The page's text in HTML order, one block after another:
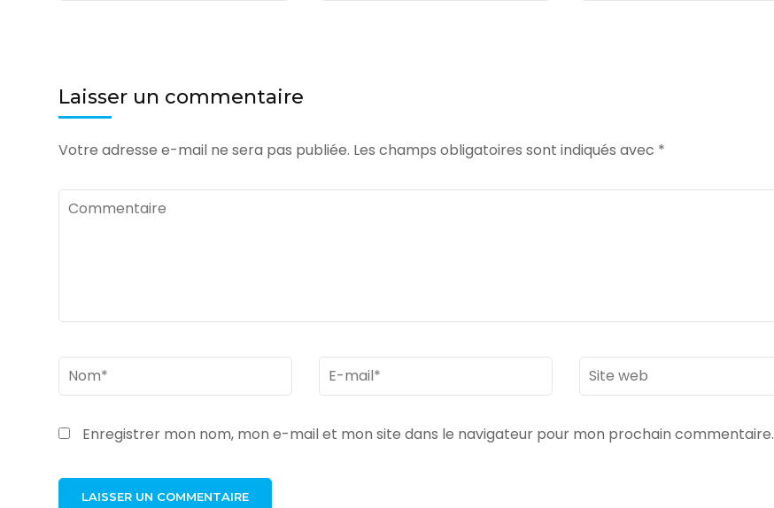
Laisser un commentaire
Votre adresse e-mail ne sera pas publiée. Les champs obligatoires sont indiqués avec *
Commentaire
Nom* Email*
Site
web
Enregistrer mon nom, mon e-mail et mon site dans le navigateur pour mon prochain commentaire.